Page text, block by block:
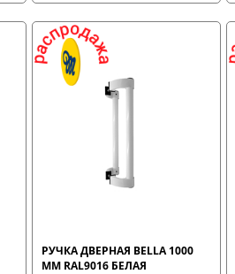
РУЧКА ДВЕРНАЯ BELLA 1000
ММ RAL9016 БЕЛАЯ